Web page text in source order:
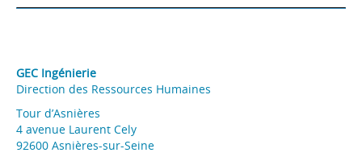
GEC Ingénierie
Direction des Ressources Humaines
Tour d’Asnières
4 avenue Laurent Cely
92600 Asnières-sur-Seine